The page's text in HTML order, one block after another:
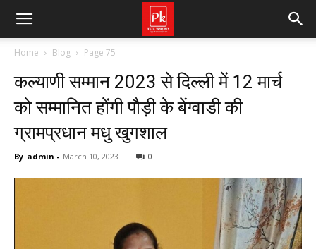
Home Blog Page 75
कल्याणी सम्मान 2023 से दिल्ली में 12 मार्च
को सम्मानित होंगी पौड़ी के बेंग्वाडी की
ग्रामप्रधान मधु खुगशाल
By admin - March 10, 2023 0